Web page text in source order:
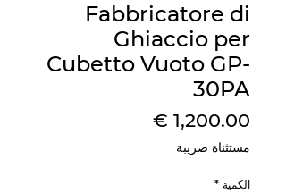
Fabbricatore di
Ghiaccio per
Cubetto Vuoto GP-
30PA
السعر
مستثناة ضريبة
الكمية *